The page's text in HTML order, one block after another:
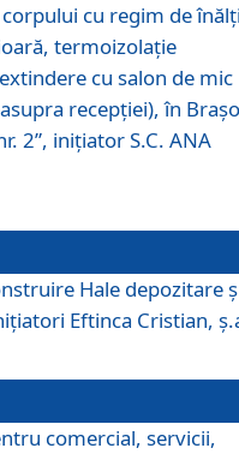
cu regim de
termoizolaţie
cu salon de mic
recepţiei), în
2”, iniţiator S.C. ANA
Hale depozitare
Eftinca Cristian,
comercial, servicii,